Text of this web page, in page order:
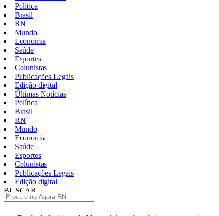
Política
Brasil
RN
Mundo
Economia
Saúde
Esportes
Colunistas
Publicações Legais
Edição digital
Últimas Notícias
Política
Brasil
RN
Mundo
Economia
Saúde
Esportes
Colunistas
Publicações Legais
Edição digital
BUSCAR